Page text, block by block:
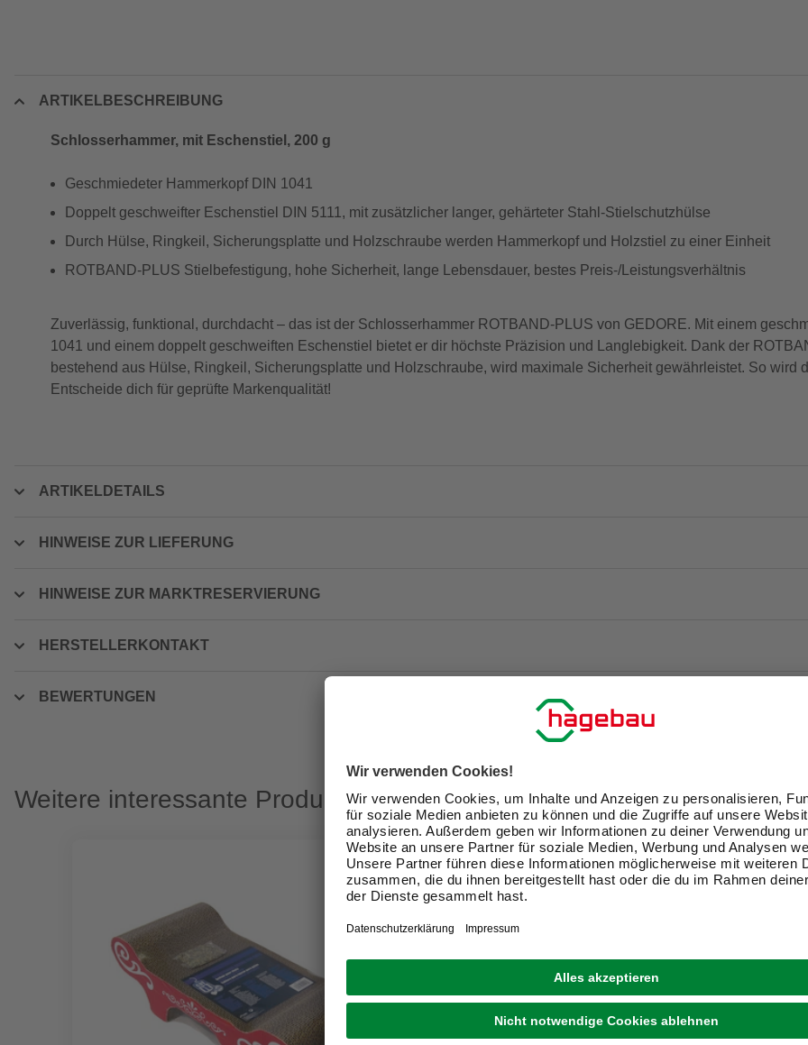
ARTIKELBESCHREIBUNG
Schlosserhammer, mit Eschenstiel, 200 g
Geschmiedeter Hammerkopf DIN 1041
Doppelt geschweifter Eschenstiel DIN 5111, mit zusätzlicher langer, gehärteter Stahl-Stielschutzhülse
Durch Hülse, Ringkeil, Sicherungsplatte und Holzschraube werden Hammerkopf und Holzstiel zu einer Einheit
ROTBAND-PLUS Stielbefestigung, hohe Sicherheit, lange Lebensdauer, bestes Preis-/Leistungsverhältnis
Zuverlässig, funktional, durchdacht – das ist der Schlosserhammer ROTBAND-PLUS von GEDORE. Mit einem
1041 und einem doppelt geschweiften Eschenstiel bietet er dir höchste Präzision und Langlebigkeit. Dank der
bestehend aus Hülse, Ringkeil, Sicherungsplatte und Holzschraube, wird maximale Sicherheit gewährleistet. So wird
Entscheide dich für geprüfte Markenqualität!
ARTIKELDETAILS
HINWEISE ZUR LIEFERUNG
HINWEISE ZUR MARKTRESERVIERUNG
HERSTELLERKONTAKT
BEWERTUNGEN
Weitere interessante Produkte